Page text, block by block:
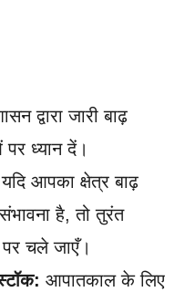
द्वारा जारी बाढ़
ध्यान दें।
यदि आपका क्षेत्र बाढ़
है, तो तुरंत
चले जाएँ।
आपातकाल के लिए